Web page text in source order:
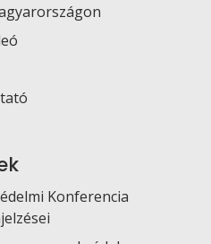
Konferencia